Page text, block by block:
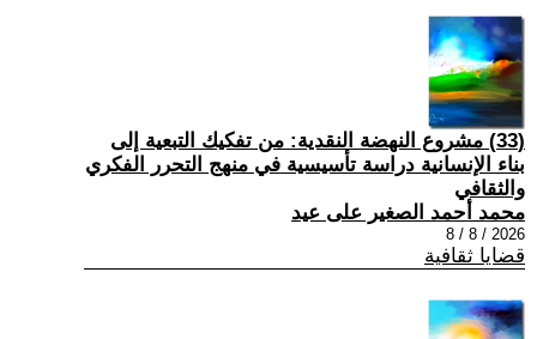
(33) مشروع النهضة النقدية: من تفكيك التبعية إلى
بناء الإنسانية دراسة تأسيسية في منهج التحرر الفكري
والثقافي
محمد أحمد الصغير على عيد
2026 / 8 / 8
قضايا ثقافية